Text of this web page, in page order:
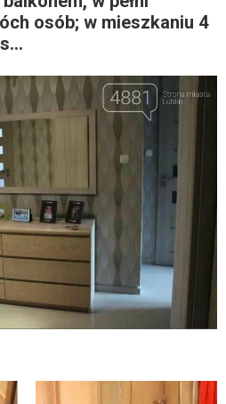
osób; w mieszkaniu 4